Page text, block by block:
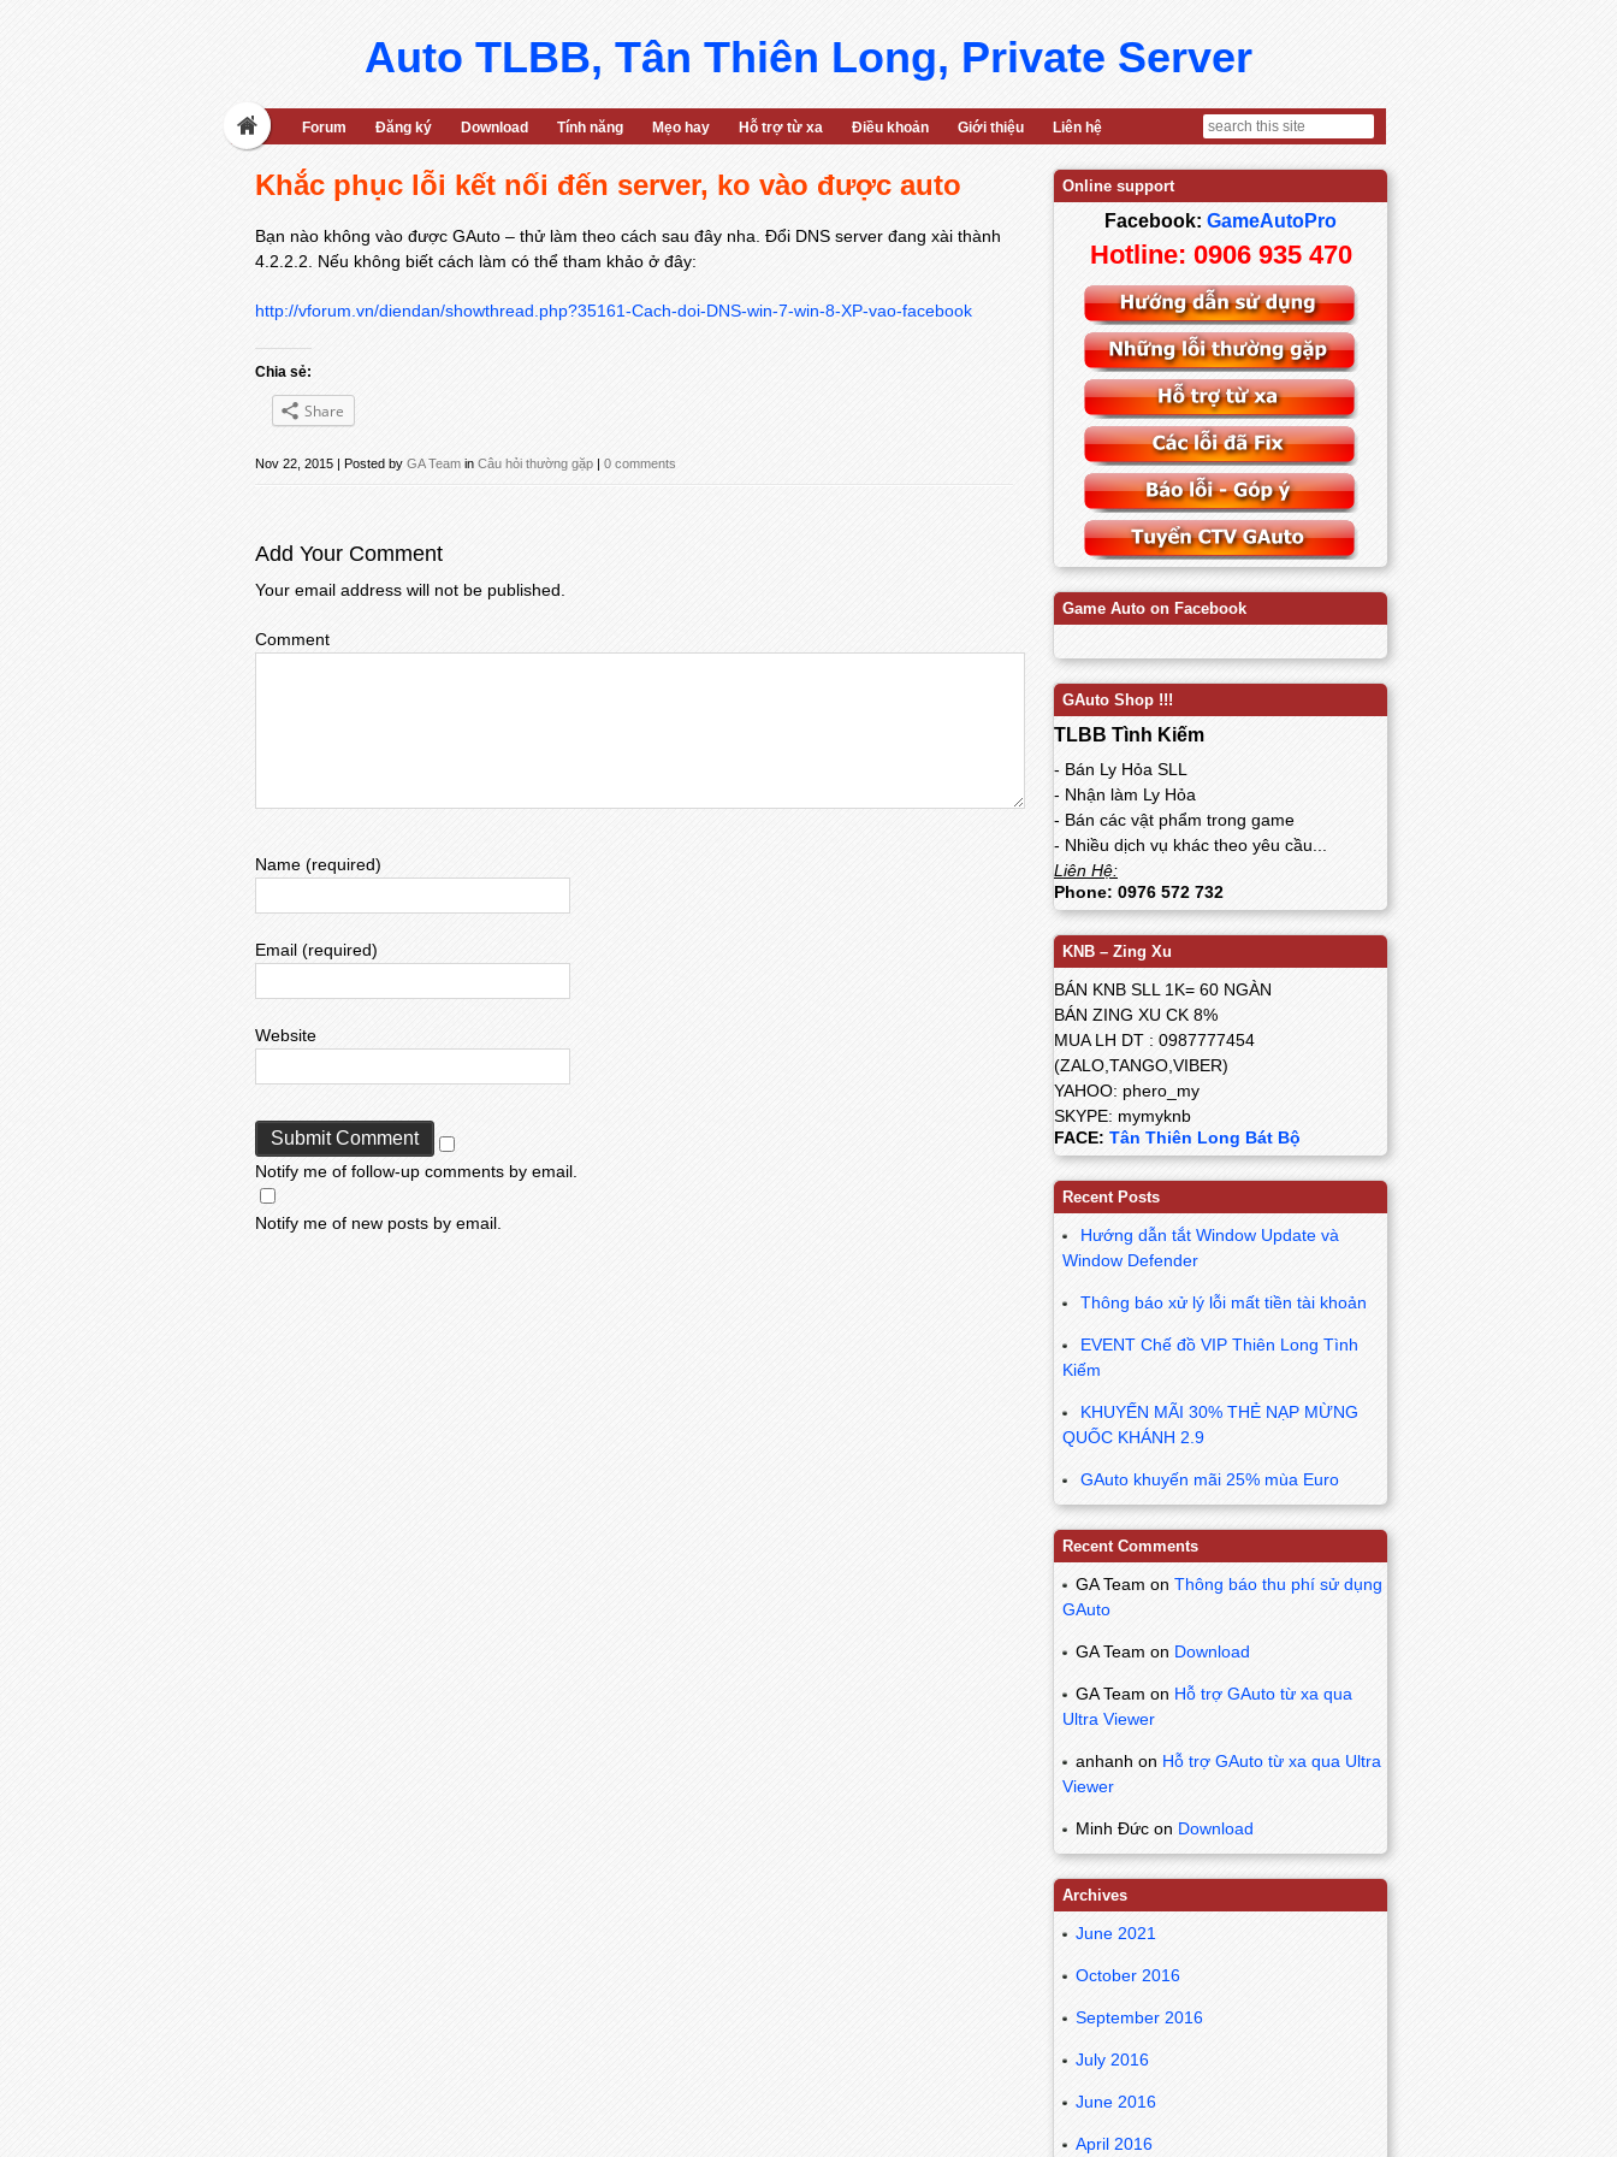
Auto TLBB, Tân Thiên Long, Private Server
Forum Đăng ký Download Tính năng Mẹo hay Hỗ trợ từ xa Điều khoản Giới thiệu Liên hệ
Khắc phục lỗi kết nối đến server, ko vào được auto
Bạn nào không vào được GAuto – thử làm theo cách sau đây nha. Đổi DNS server đang xài thành
4.2.2.2. Nếu không biết cách làm có thể tham khảo ở đây:
http://vforum.vn/diendan/showthread.php?35161-Cach-doi-DNS-win-7-win-8-XP-vao-facebook
Chia sẻ:
Share
Nov 22, 2015 | Posted by GA Team in Câu hỏi thường gặp | 0 comments
Add Your Comment
Your email address will not be published.
Comment
Name (required)
Email (required)
Website
Notify me of follow-up comments by email.
Notify me of new posts by email.
Online support
Facebook: GameAutoPro
Hotline: 0906 935 470
Game Auto on Facebook
GAuto Shop !!!
TLBB Tình Kiếm
- Bán Ly Hỏa SLL
- Nhận làm Ly Hỏa
- Bán các vật phẩm trong game
- Nhiều dịch vụ khác theo yêu cầu...
Liên Hệ:
Phone: 0976 572 732
KNB – Zing Xu
BÁN KNB SLL 1K= 60 NGÀN
BÁN ZING XU CK 8%
MUA LH DT : 0987777454
(ZALO,TANGO,VIBER)
YAHOO: phero_my
SKYPE: mymyknb
FACE: Tân Thiên Long Bát Bộ
Recent Posts
Hướng dẫn tắt Window Update và
Window Defender
Thông báo xử lý lỗi mất tiền tài khoản
EVENT Chế đồ VIP Thiên Long Tình
Kiếm
KHUYẾN MÃI 30% THẺ NẠP MỪNG
QUỐC KHÁNH 2.9
GAuto khuyến mãi 25% mùa Euro
Recent Comments
GA Team on Thông báo thu phí sử dụng
GAuto
GA Team on Download
GA Team on Hỗ trợ GAuto từ xa qua
Ultra Viewer
anhanh on Hỗ trợ GAuto từ xa qua Ultra
Viewer
Minh Đức on Download
Archives
June 2021
October 2016
September 2016
July 2016
June 2016
April 2016